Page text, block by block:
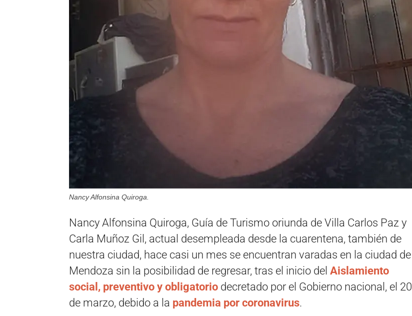
Nancy Alfonsina Quiroga.
Nancy Alfonsina Quiroga, Guía de Turismo oriunda de Villa Carlos Paz y
Carla Muñoz Gil, actual desempleada desde la cuarentena, también de
nuestra ciudad, hace casi un mes se encuentran varadas en la ciudad de
Mendoza sin la posibilidad de regresar, tras el inicio del Aislamiento
social, preventivo y obligatorio decretado por el Gobierno nacional, el 20
de marzo, debido a la pandemia por coronavirus.